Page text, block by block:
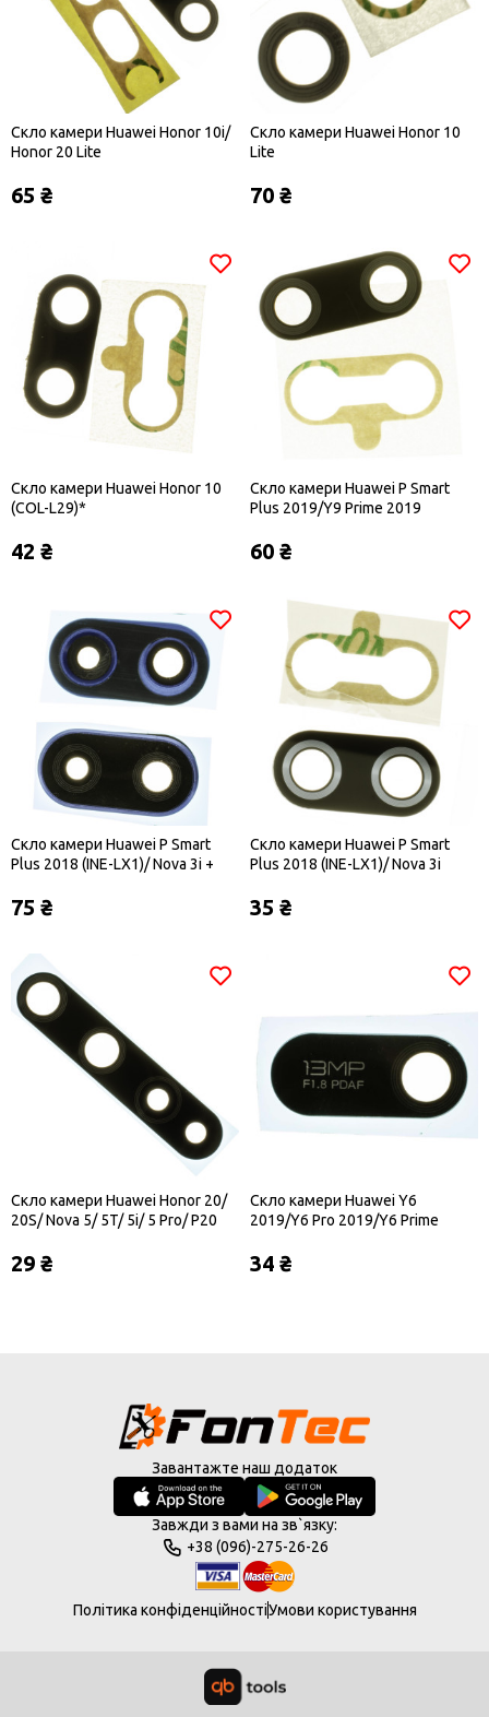
Скло камери Huawei Honor 10i/
Honor 20 Lite
65 ₴
Скло камери Huawei Honor 10
Lite
70 ₴
Скло камери Huawei Honor 10
(COL-L29)*
42 ₴
Скло камери Huawei P Smart
Plus 2019/Y9 Prime 2019
60 ₴
Скло камери Huawei P Smart
Plus 2018 (INE-LX1)/ Nova 3i +
75 ₴
Скло камери Huawei P Smart
Plus 2018 (INE-LX1)/ Nova 3i
35 ₴
Скло камери Huawei Honor 20/
20S/ Nova 5/ 5T/ 5i/ 5 Pro/ P20
29 ₴
Скло камери Huawei Y6
2019/Y6 Pro 2019/Y6 Prime
34 ₴
Завантажте наш додаток
Завжди з вами на зв`язку:
+38 (096)-275-26-26
Політика конфіденційностіУмови користування